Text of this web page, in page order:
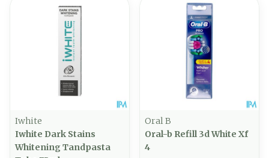
Iwhite
Iwhite Dark Stains
Whitening Tandpasta
Oral B
Oral-b Refill 3d White Xf
4